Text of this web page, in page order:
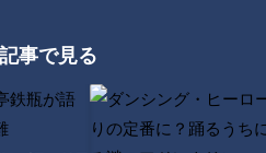
記事で見る